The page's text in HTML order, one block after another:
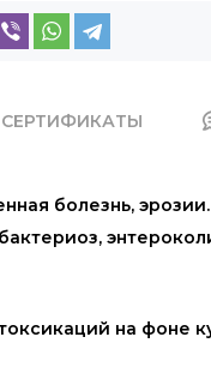
СЕРТИФИКАТЫ
болезнь, эрозии.
на фоне